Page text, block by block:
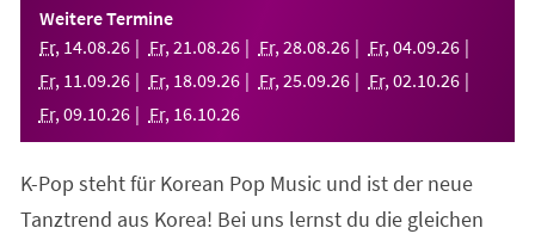
einem
neuen
Tab)
Weitere Termine
Fr, 14.08.26 Fr, 21 .08.26 Fr, 28.08.26 Fr, 04.09.26
Fr, 11 .09.26 Fr, 18.09.26 Fr, 25.09.26 Fr, 02.10.26
Fr, 09.10.26 Fr, 16.10.26
K-Pop steht für Korean Pop Music und ist der neue
Tanztrend aus Korea! Bei uns lernst du die gleichen